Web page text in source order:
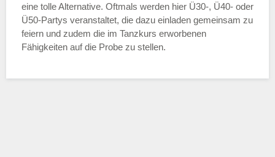
eine tolle Alternative. Oftmals werden hier Ü30-, Ü40- oder
Ü50-Partys veranstaltet, die dazu einladen gemeinsam zu
feiern und zudem die im Tanzkurs erworbenen
Fähigkeiten auf die Probe zu stellen.